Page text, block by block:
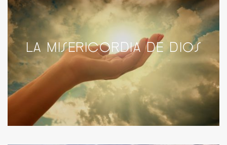
LA MISERICORDIA DE DIOS